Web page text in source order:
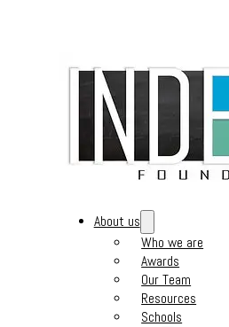
About us
Who we are
Awards
Our Team
Resources
Schools